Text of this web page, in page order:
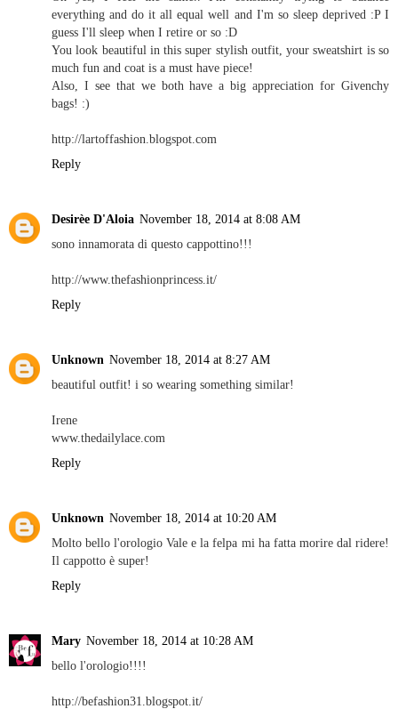
everything and do it all equal well and I'm so sleep deprived :P I
guess I'll sleep when I retire or so :D
You look beautiful in this super stylish outfit, your sweatshirt is so
much fun and coat is a must have piece!
Also, I see that we both have a big appreciation for Givenchy
bags! :)
http://lartoffashion.blogspot.com
Reply
Desirèe D'Aloia November 18, 2014 at 8:08 AM
sono innamorata di questo cappottino!!!
http://www.thefashionprincess.it/
Reply
Unknown November 18, 2014 at 8:27 AM
beautiful outfit! i so wearing something similar!
Irene
www.thedailylace.com
Reply
Unknown November 18, 2014 at 10:20 AM
Molto bello l'orologio Vale e la felpa mi ha fatta morire dal ridere!
Il cappotto è super!
Reply
Mary November 18, 2014 at 10:28 AM
bello l'orologio!!!!
http://befashion31.blogspot.it/